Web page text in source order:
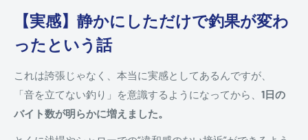
【実感】静かにしただけで釣果が変わ
ったという話
これは誇張じゃなく、本当に実感としてあるんですが、
「音を立てない釣り」を意識するようになってから、 1日の
バイト数が明らかに増えました。